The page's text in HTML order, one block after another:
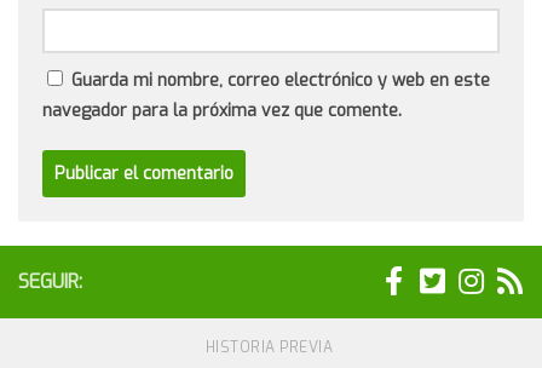
Guarda mi nombre, correo electrónico y web en este
navegador para la próxima vez que comente.
SEGUIR:
HISTORIA PREVIA